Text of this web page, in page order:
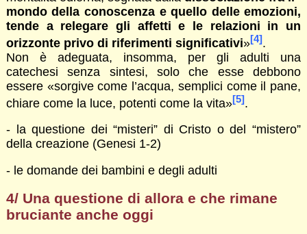
mondo della conoscenza e quello delle emozioni,
tende a relegare gli affetti e le relazioni in un
orizzonte privo di riferimenti significativi»[4].
Non è adeguata, insomma, per gli adulti una
catechesi senza sintesi, solo che esse debbono
essere «sorgive come l’acqua, semplici come il pane,
chiare come la luce, potenti come la vita»[5].
- la questione dei “misteri” di Cristo o del “mistero”
della creazione (Genesi 1-2)
- le domande dei bambini e degli adulti
4/ Una questione di allora e che rimane
bruciante anche oggi